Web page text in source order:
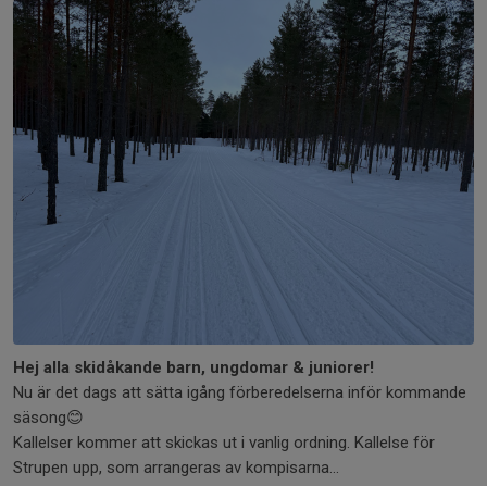
Hej alla skidåkande barn, ungdomar & juniorer!
Nu är det dags att sätta igång förberedelserna inför kommande
säsong😊
Kallelser kommer att skickas ut i vanlig ordning. Kallelse för
Strupen upp, som arrangeras av kompisarna...